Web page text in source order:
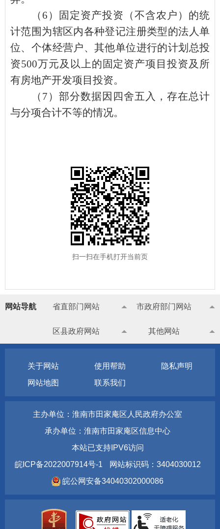
（ 6 ）固定资产投资（不含农户）的统
计范围为辖区内各种登记注册类型的法人单
位、个体经营户、其他单位进行的计划总投
资500万元及以上的固定资产项目投资及所
有房地产开发项目投资。
（ 7 ）部分数据因四舍五入，存在总计
与分项合计不等的情况。
扫一扫在手机打开当前页
网站导航 省直部门网站 市政府部门网站
区县政府网站 其他网站
关于网站 使用帮助
隐私声明
网站地图
联系我们
主办单位：淮南市田家庵区人民政府办公室
承办单位：淮南市田家庵区信息中心
本站已支持IPV6访问
皖ICP备2022007914号-1
网站标识码：3404030012
皖公网安备34040302000086